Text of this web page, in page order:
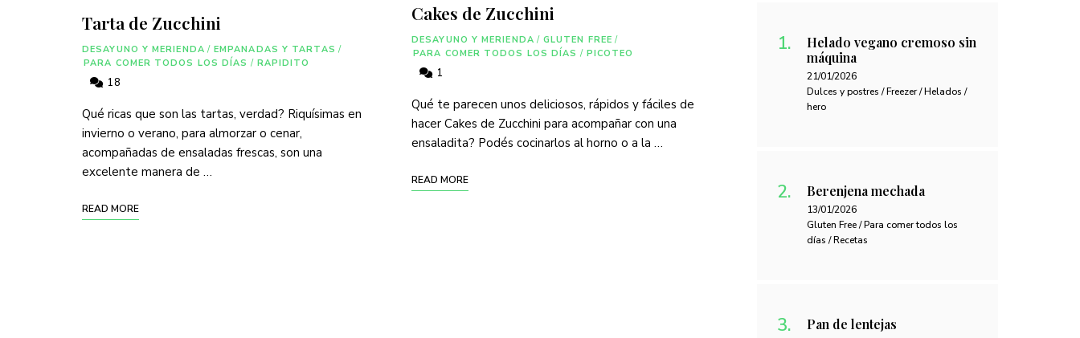
Tarta de Zucchini
DESAYUNO Y MERIENDA / EMPANADAS Y TARTAS /
PARA COMER TODOS LOS DÍAS / RAPIDITO
18
Qué ricas que son las tartas, verdad? Riquísimas en
invierno o verano, para almorzar o cenar,
acompañadas de ensaladas frescas, son una
excelente manera de …
READ MORE
Cakes de Zucchini
DESAYUNO Y MERIENDA / GLUTEN FREE /
PARA COMER TODOS LOS DÍAS / PICOTEO
1
Qué te parecen unos deliciosos, rápidos y fáciles de
hacer Cakes de Zucchini para acompañar con una
ensaladita? Podés cocinarlos al horno o a la …
READ MORE
Helado vegano cremoso sin
máquina
21/01/2026
Dulces y postres / Freezer / Helados /
hero
Berenjena mechada
13/01/2026
Gluten Free / Para comer todos los
días / Recetas
Pan de lentejas